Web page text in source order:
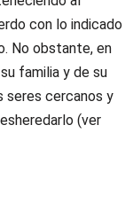
con lo indicado
No obstante, en
familia y de su
seres cercanos y
(ver